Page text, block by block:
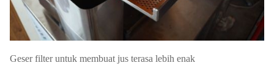
Geser filter untuk membuat jus terasa lebih enak